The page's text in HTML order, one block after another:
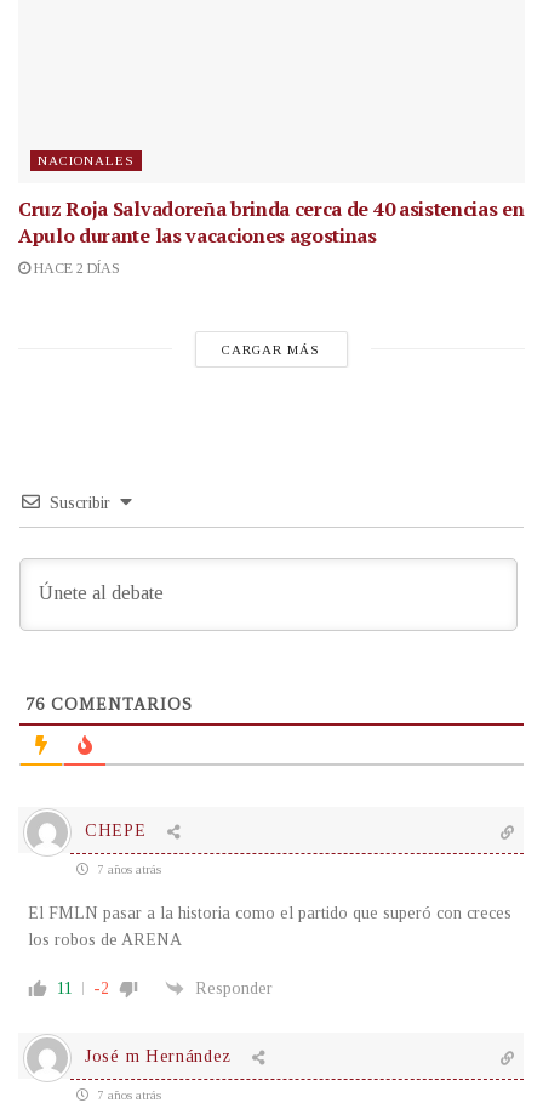
NACIONALES
Cruz Roja Salvadoreña brinda cerca de 40 asistencias en
Apulo durante las vacaciones agostinas
HACE 2 DÍAS
CARGAR MÁS
Suscribir
76 COMENTARIOS
CHEPE
7 años atrás
El FMLN pasar a la historia como el partido que superó con creces
los robos de ARENA
11 -2 Responder
José m Hernández
7 años atrás